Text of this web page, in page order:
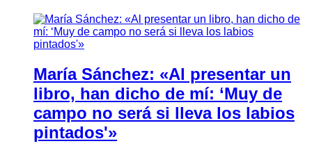
María Sánchez: «Al presentar un
libro, han dicho de mí: ‘Muy de
campo no será si lleva los labios
pintados'»